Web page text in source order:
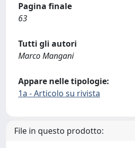
Pagina finale
63
Tutti gli autori
Marco Mangani
Appare nelle tipologie:
1a - Articolo su rivista
File in questo prodotto: